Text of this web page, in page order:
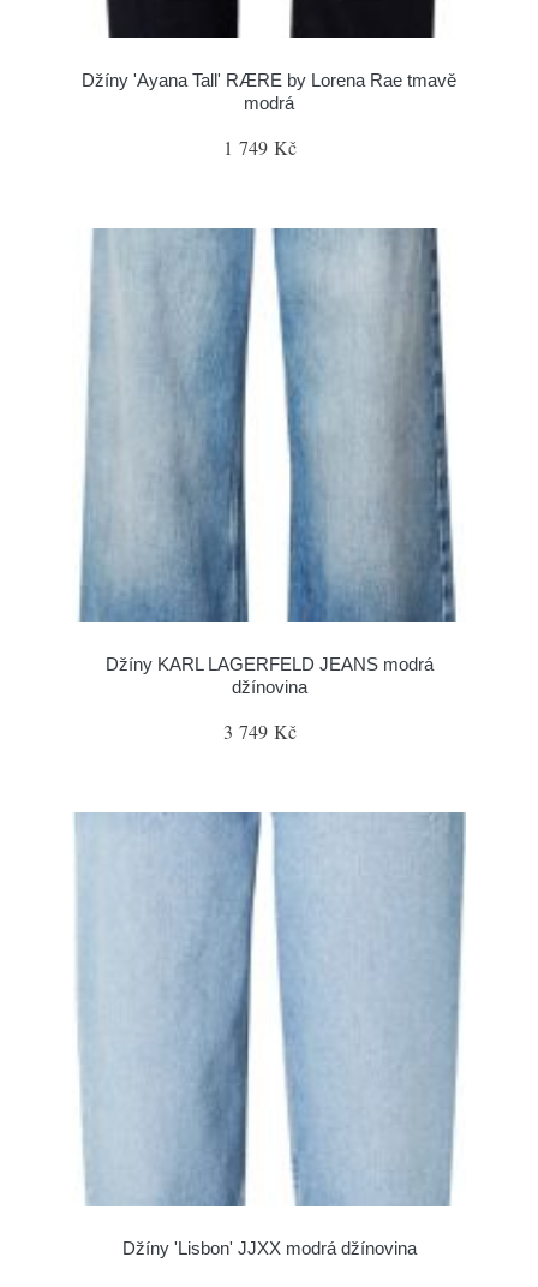
Džíny 'Ayana Tall' RÆRE by Lorena Rae tmavě
modrá
1 749 Kč
Džíny KARL LAGERFELD JEANS modrá
džínovina
3 749 Kč
Džíny 'Lisbon' JJXX modrá džínovina